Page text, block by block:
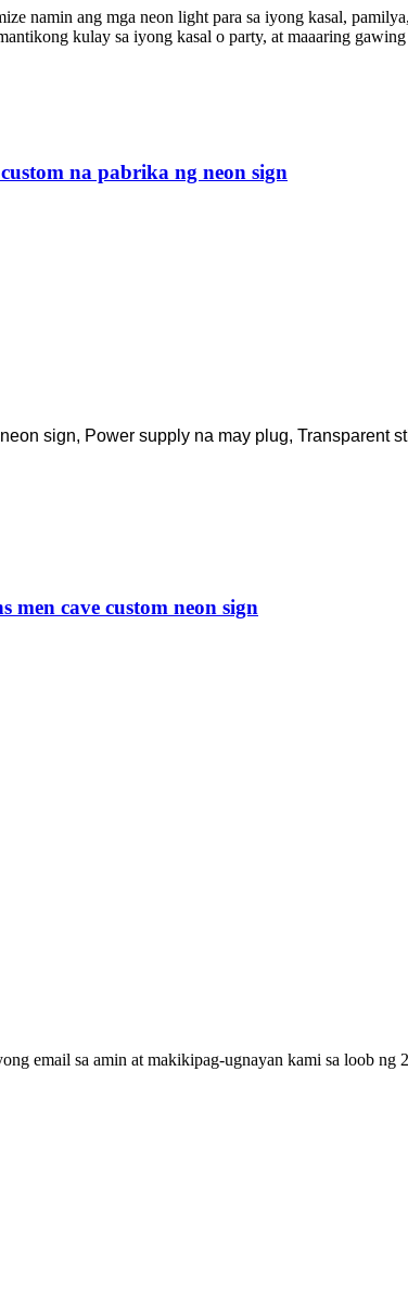
namin ang mga neon light para sa iyong kasal,
kulay sa iyong kasal o party, at maaaring
na pabrika ng neon sign
sign, Power supply na may plug, Transparent
men cave custom neon sign
email sa amin at makikipag-ugnayan kami sa loob ng